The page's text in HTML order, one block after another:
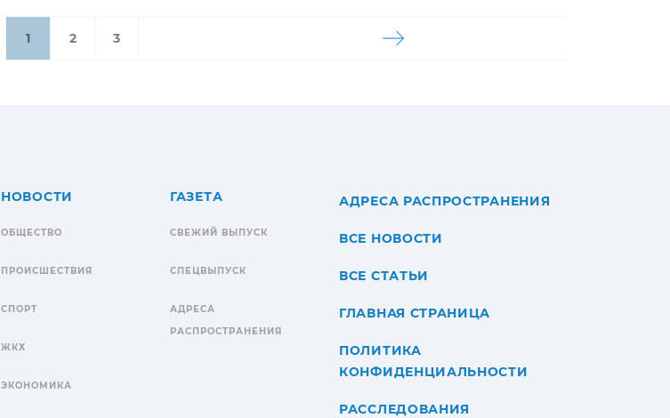
1 2 3
НОВОСТИ
ОБЩЕСТВО
ПРОИСШЕСТВИЯ
СПОРТ
ЖКХ
ЭКОНОМИКА
ГАЗЕТА
СВЕЖИЙ ВЫПУСК
СПЕЦВЫПУСК
АДРЕСА
РАСПРОСТРАНЕНИЯ
АДРЕСА РАСПРОСТРАНЕНИЯ
ВСЕ НОВОСТИ
ВСЕ СТАТЬИ
ГЛАВНАЯ СТРАНИЦА
ПОЛИТИКА
КОНФИДЕНЦИАЛЬНОСТИ
РАССЛЕДОВАНИЯ